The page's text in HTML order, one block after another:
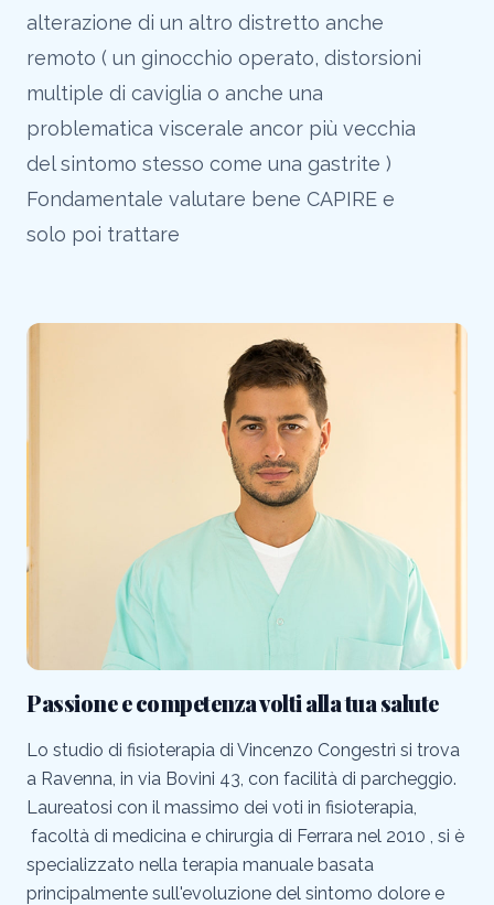
alterazione di un altro distretto anche
remoto ( un ginocchio operato, distorsioni
multiple di caviglia o anche una
problematica viscerale ancor più vecchia
del sintomo stesso come una gastrite )
Fondamentale valutare bene CAPIRE e
solo poi trattare
Passione e competenza volti alla tua salute
Lo studio di fisioterapia di Vincenzo Congestrì si trova
a Ravenna, in via Bovini 43, con facilità di parcheggio.
Laureatosi con il massimo dei voti in fisioterapia,
facoltà di medicina e chirurgia di Ferrara nel 2010 , si è
specializzato nella terapia manuale basata
principalmente sull'evoluzione del sintomo dolore e